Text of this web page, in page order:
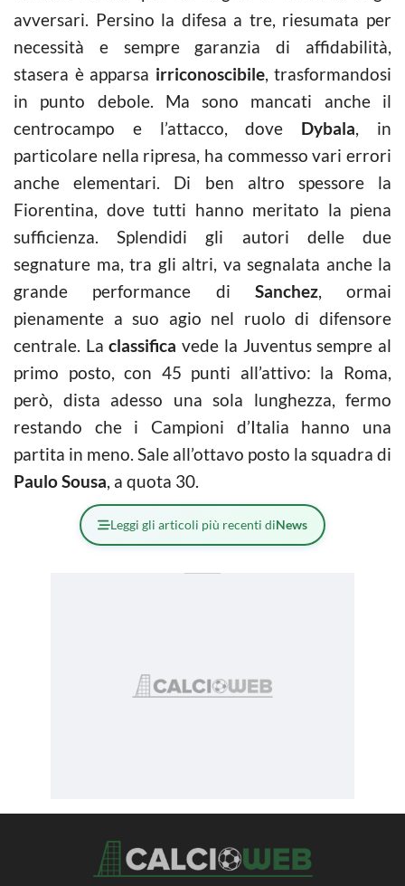
avversari. Persino la difesa a tre, riesumata per
necessità e sempre garanzia di affidabilità,
stasera è apparsa irriconoscibile, trasformandosi
in punto debole. Ma sono mancati anche il
centrocampo e l’attacco, dove Dybala, in
particolare nella ripresa, ha commesso vari errori
anche elementari. Di ben altro spessore la
Fiorentina, dove tutti hanno meritato la piena
sufficienza. Splendidi gli autori delle due
segnature ma, tra gli altri, va segnalata anche la
grande performance di Sanchez, ormai
pienamente a suo agio nel ruolo di difensore
centrale. Laclassifica vede la Juventus sempre al
primo posto, con 45 punti all’attivo: la Roma,
però, dista adesso una sola lunghezza, fermo
restando che i Campioni d’Italia hanno una
partita in meno. Sale all’ottavo posto la squadra di
Paulo Sousa, a quota 30.
Leggi gli articoli più recenti diNews